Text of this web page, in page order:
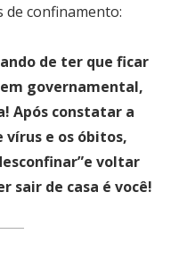
de confinamento:
de ter que ficar
governamental,
Após constatar a
vírus e os óbitos,
voltar
sair de casa é você!